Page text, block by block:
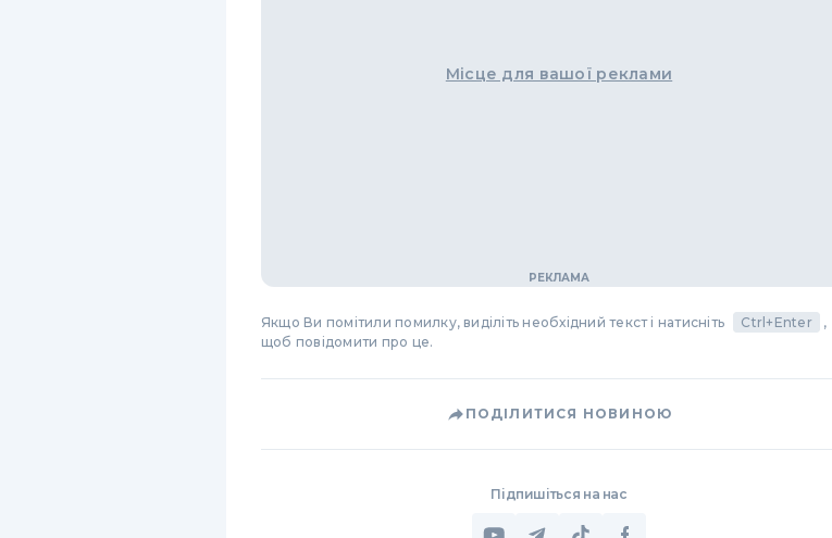
Місце для вашої реклами
Якщо Ви помітили помилку, виділіть необхідний текст і натисніть Ctrl+Enter
,
щоб повідомити про це.
ПОДІЛИТИСЯ НОВИНОЮ
Підпишіться на нас